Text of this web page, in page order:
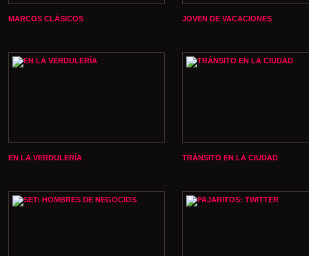
MARCOS CLÁSICOS JOVEN DE VACACIONES
EN LA VERDULERÍA TRÁNSITO EN LA CIUDAD